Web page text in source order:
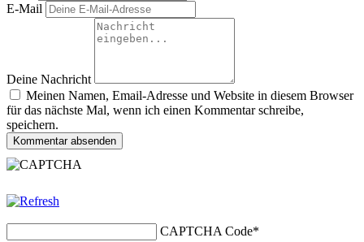
E-Mail
Deine Nachricht
Meinen Namen, Email-Adresse und Website in diesem Browser
für das nächste Mal, wenn ich einen Kommentar schreibe,
speichern.
Kommentar absenden
CAPTCHA Code*